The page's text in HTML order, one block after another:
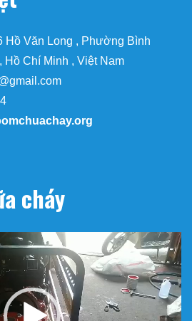
Hồ Văn Long , Phường Bình
Hồ Chí Minh , Việt Nam
cháy